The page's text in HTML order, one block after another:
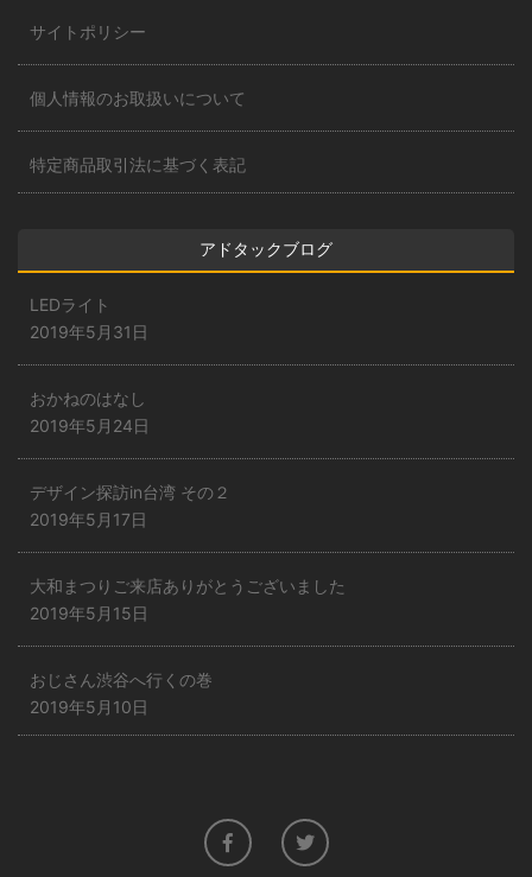
サイトポリシー
個人情報のお取扱いについて
特定商品取引法に基づく表記
アドタックブログ
LEDライト
2019年5月31日
おかねのはなし
2019年5月24日
デザイン探訪in台湾 その２
2019年5月17日
大和まつりご来店ありがとうございました
2019年5月15日
おじさん渋谷へ行くの巻
2019年5月10日